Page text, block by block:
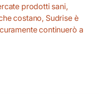
prodotti sani,
costano, Sudrise è
continuerò a